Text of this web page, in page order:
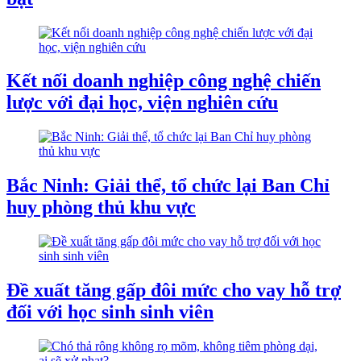
Kết nối doanh nghiệp công nghệ chiến
lược với đại học, viện nghiên cứu
Bắc Ninh: Giải thể, tổ chức lại Ban Chỉ
huy phòng thủ khu vực
Đề xuất tăng gấp đôi mức cho vay hỗ trợ
đối với học sinh sinh viên